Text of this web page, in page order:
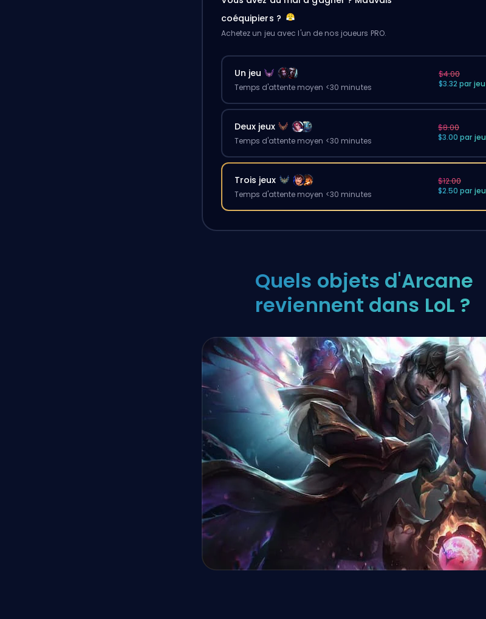
coéquipiers ?
Achetez un jeu avec l'un de nos joueurs PRO.
Un jeu
Temps d'attente moyen <30 minutes
$4.00
$3.32 par jeu
Deux jeux
Temps d'attente moyen <30 minutes
$8.00
$3.00 par jeu
Trois jeux
Temps d'attente moyen <30 minutes
$12.00
$2.50 par jeu
Quels objets d'Arcane
reviennent dans LoL ?